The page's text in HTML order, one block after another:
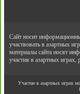
Сайт носит
участвовать в азартных
материалы сайта носят
участия в азартных
Участие в азартных играх